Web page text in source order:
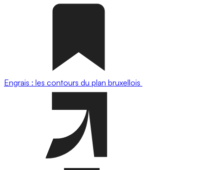
Engrais : les contours du plan bruxellois